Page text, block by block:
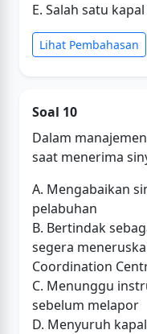
E. Salah satu
Lihat Pembahasan
Soal 10
Dalam
saat menerima
A. Mengabaikan
pelabuhan
B. Bertindak
segera
Coordination
C. Menunggu
sebelum melapor
D. Menyuruh